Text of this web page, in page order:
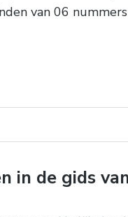
van 06
in de gids